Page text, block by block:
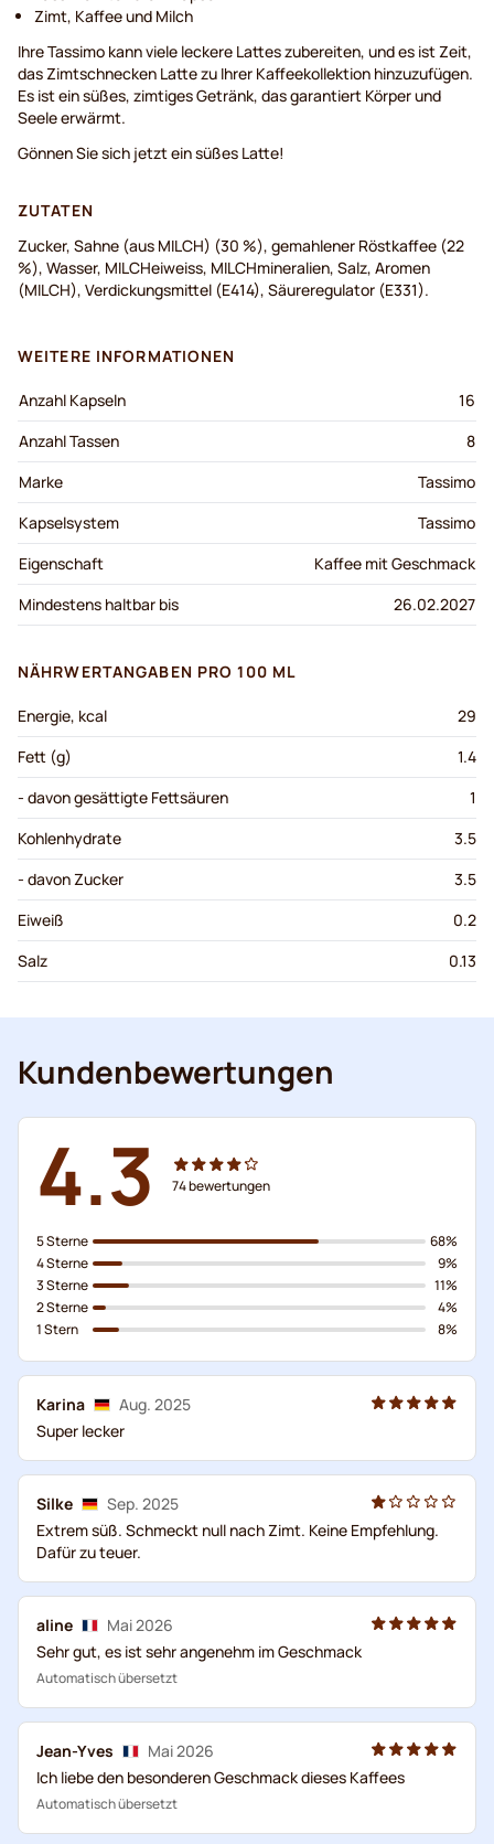
Zimt, Kaffee und Milch
Ihre Tassimo kann viele leckere Lattes zubereiten, und es ist Zeit,
das Zimtschnecken Latte zu Ihrer Kaffeekollektion hinzuzufügen.
Es ist ein süßes, zimtiges Getränk, das garantiert Körper und
Seele erwärmt.
Gönnen Sie sich jetzt ein süßes Latte!
ZUTATEN
Zucker, Sahne (aus MILCH) (30 %), gemahlener Röstkaffee (22
%), Wasser, MILCHeiweiss, MILCHmineralien, Salz, Aromen
(MILCH), Verdickungsmittel (E414), Säureregulator (E331).
WEITERE INFORMATIONEN
Anzahl Kapseln
16
Anzahl Tassen
8
Marke
Tassimo
Kapselsystem
Tassimo
Eigenschaft
Kaffee mit Geschmack
Mindestens haltbar bis
26.02.2027
NÄHRWERTANGABEN PRO 100 ML
Energie, kcal
29
Fett (g)
1.4
- davon gesättigte Fettsäuren
1
Kohlenhydrate
3.5
- davon Zucker
3.5
Eiweiß
0.2
Salz
0.13
Kundenbewertungen
4.3 74bewertungen
5 Sterne
4 Sterne
3 Sterne
2 Sterne
1 Stern
68%
9%
11%
4%
8%
Karina
Aug. 2025
Super lecker
Silke
Sep. 2025
Extrem süß. Schmeckt null nach Zimt. Keine Empfehlung.
Dafür zu teuer.
aline
Mai 2026
Sehr gut, es ist sehr angenehm im Geschmack
Automatisch übersetzt
Jean-Yves
Mai 2026
Ich liebe den besonderen Geschmack dieses Kaffees
Automatisch übersetzt